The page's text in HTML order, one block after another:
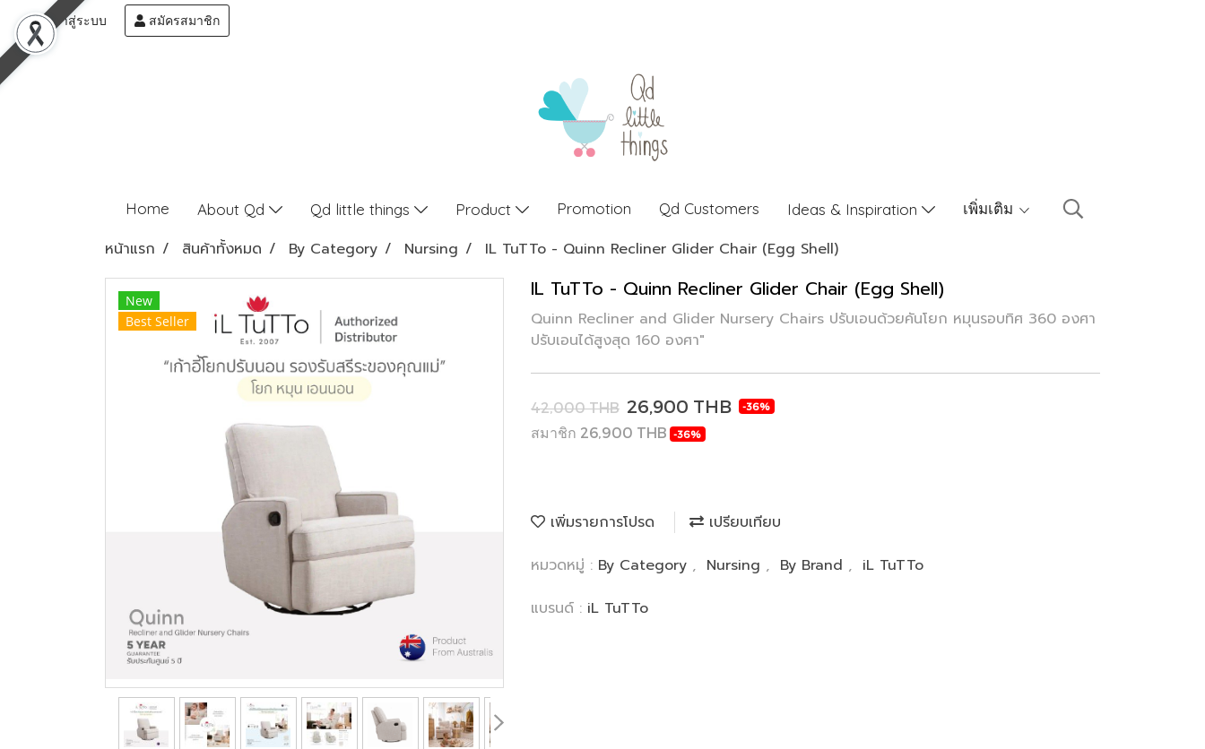
เข้าสู่ระบบ สมัครสมาชิก
Home About Qd Qd little things Product Promotion Qd Customers Ideas & Inspiration เพิ่มเติม
หน้าแรก สินค้าทั้งหมด By Category Nursing IL TuTTo - Quinn Recliner Glider Chair (Egg Shell)
New
Best Seller
IL TuTTo - Quinn Recliner Glider Chair (Egg Shell)
Quinn Recliner and Glider Nursery Chairs ปรับเอนด้วยคันโยก หมุนรอบทิศ 360 องศา
ปรับเอนได้สูงสุด 160 องศา"
42,000 THB 26,900 THB -36%
สมาชิก 26,900 THB -36%
เพิ่มรายการโปรด
เปรียบเทียบ
หมวดหมู่ : By Category , Nursing , By Brand , iL TuTTo
แบรนด์ : iL TuTTo